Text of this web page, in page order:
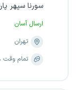
سورنا سپهر
ارسال آسان
تهران
تمام وقت